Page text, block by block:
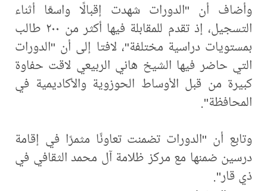
وأضاف أن "الدورات شهدت إقبالًا واسعًا أثناء
التسجيل، إذ تقدم للمقابلة فيها أكثر من ٢٠٠ طالب
بمستويات دراسية مختلفة"، لافتا إلى أن "الدورات
التي حاضر فيها الشيخ هاني الربيعي لاقت حفاوة
كبيرة من قبل الأوساط الحوزوية والأكاديمية في
المحافظة".
وتابع أن "الدورات تضمنت تعاونًا مثمرًا في إقامة
درسين ضمنها مع مركز ظلامة آل محمد الثقافي في
ذي قار".